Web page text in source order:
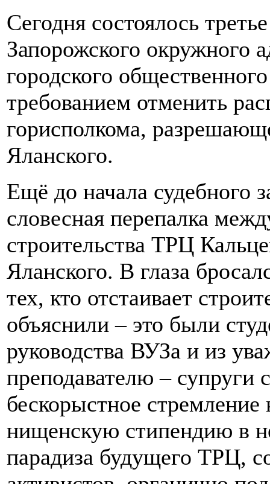
Сегодня состоялось
Запорожского окружного
городского
требованием отменить
горисполкома,
Яланского.
Ещё до начала судебного
словесная перепалка
строительства ТРЦ
Яланского. В глаза
тех, кто отстаивает
объяснили – это были
руководства ВУЗа и из
преподавателю – супруги
бескорыстное
нищенскую стипендию в
парадиза будущего ТРЦ,